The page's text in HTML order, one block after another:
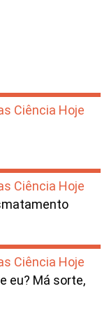
Ciência Hoje
Ciência Hoje
Ciência Hoje
eu? Má sorte,